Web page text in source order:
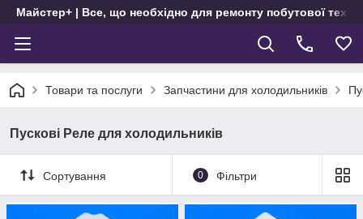
Майстер+ | Все, що необхідно для ремонту побутової
Товари та послуги Запчастини для холодильників
Пускові Реле для холодильників
Сортування 0 Фільтри